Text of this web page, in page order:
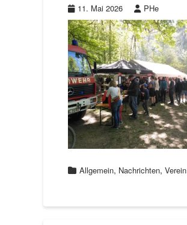
11. Mai 2026 PHe
Allgemein, Nachrichten, Verein